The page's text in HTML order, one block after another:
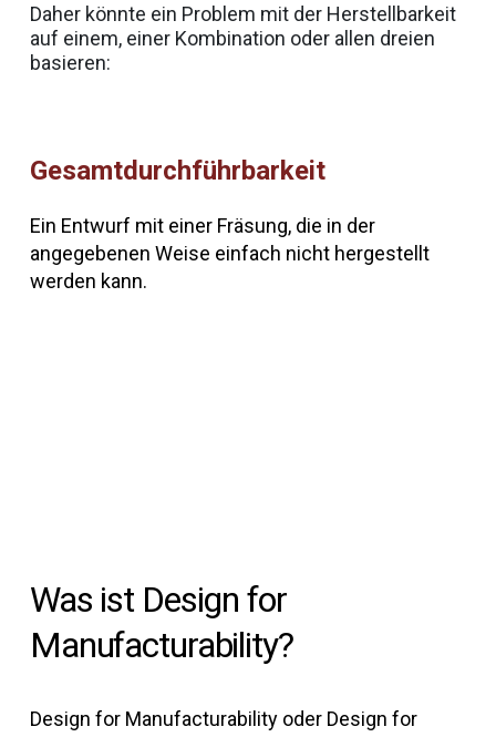
Daher könnte ein Problem mit der Herstellbarkeit
auf einem, einer Kombination oder allen dreien
basieren:
Gesamtdurchführbarkeit
Ein Entwurf mit einer Fräsung, die in der
angegebenen Weise einfach nicht hergestellt
werden kann.
Was ist Design for
Manufacturability?
Design for Manufacturability oder Design for